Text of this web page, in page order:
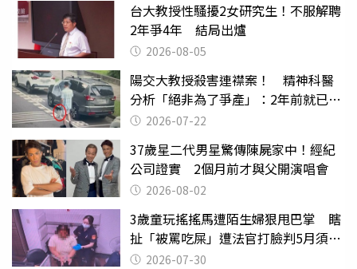
台大教授性騷擾2女研究生！不服解聘
2年爭4年 結局出爐
2026-08-05
陽交大教授殺害連襟案！ 精神科醫
分析「絕非為了爭產」：2年前就已言
行詭異
2026-07-22
37歲星二代男星驚傳陳屍家中！經紀
公司證實 2個月前才與父開演唱會
2026-08-02
3歲童玩搖搖馬遭陌生婦狠甩巴掌 瞎
扯「被罵吃屎」遭法官打臉判5月須入
監 2026-07-30